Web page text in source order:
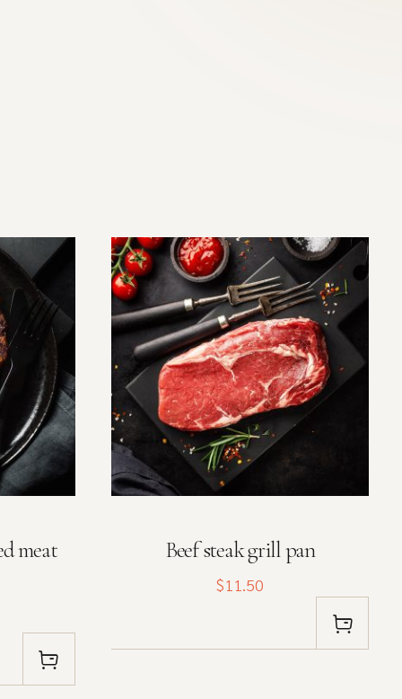
meat Beef steak grill pan
$11.50